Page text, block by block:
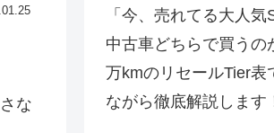
な
「今、売れてる大人気
中古車どちらで買うの
万kmのリセールTier表
ながら徹底解説します